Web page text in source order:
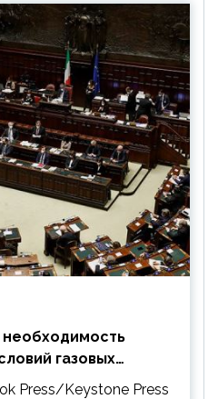
газовых
Press/Keystone Press